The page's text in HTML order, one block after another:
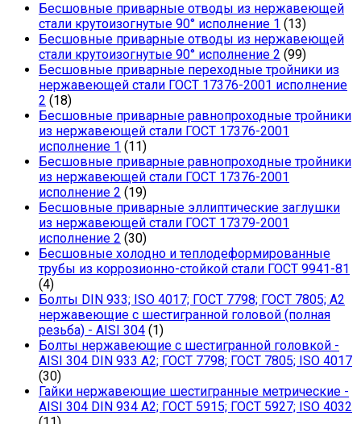
Бесшовные приварные отводы из нержавеющей
стали крутоизогнутые 90° исполнение 1 (13)
Бесшовные приварные отводы из нержавеющей
стали крутоизогнутые 90° исполнение 2 (99)
Бесшовные приварные переходные тройники из
нержавеющей стали ГОСТ 17376-2001 исполнение
2 (18)
Бесшовные приварные равнопроходные тройники
из нержавеющей стали ГОСТ 17376-2001
исполнение 1 (11)
Бесшовные приварные равнопроходные тройники
из нержавеющей стали ГОСТ 17376-2001
исполнение 2 (19)
Бесшовные приварные эллиптические заглушки
из нержавеющей стали ГОСТ 17379-2001
исполнение 2 (30)
Бесшовные холодно и теплодеформированные
трубы из коррозионно-стойкой стали ГОСТ 9941-81
(4)
Болты DIN 933; ISO 4017; ГОСТ 7798; ГОСТ 7805; А2
нержавеющие с шестигранной головой (полная
резьба) - AISI 304 (1)
Болты нержавеющие с шестигранной головкой -
AISI 304 DIN 933 A2; ГОСТ 7798; ГОСТ 7805; ISO 4017
(30)
Гайки нержавеющие шестигранные метрические -
AISI 304 DIN 934 А2; ГОСТ 5915; ГОСТ 5927; ISO 4032